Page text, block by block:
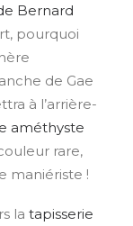
Bernard
pourquoi
de Gae
à l’arrière-
améthyste
rare,
maniériste !
la tapisserie